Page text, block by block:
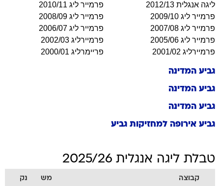
ליגה אנגלית 2012/13
פרמייר ליג 2010/11
פרמייר ליג 2009/10
פרמייר ליג 2008/09
פרמייר ליג 2007/08
פרמייר ליג 2006/07
פרמייר ליג 2005/06
פרמיירליג 2002/03
פרמיירליג 2001/02
פריימרליג 2000/01
גביע המדינה
גביע המדינה
גביע המדינה
גביע אירופה למחזיקות גביע
טבלת ליגה אנגלית 2025/26
קבוצה מש נק